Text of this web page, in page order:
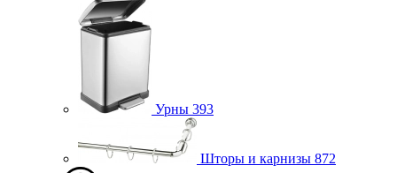
Урны 393
Шторы и карнизы 872